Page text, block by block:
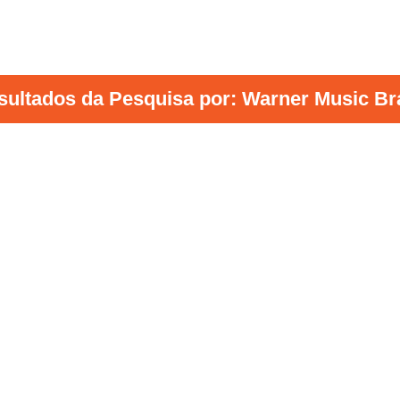
da Pesquisa por: Warner Music